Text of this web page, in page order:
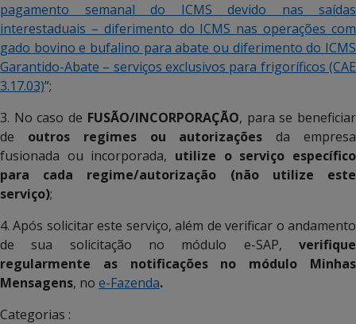
pagamento semanal do ICMS devido nas saídas
interestaduais – diferimento do ICMS nas operações com
gado bovino e bufalino para abate ou diferimento do ICMS
Garantido-Abate – serviços exclusivos para frigoríficos (CAE
3.17.03)”;
3. No caso de FUSÃO/INCORPORAÇÃO, para se beneficiar
de outros regimes ou autorizações da empresa
fusionada ou incorporada, utilize o serviço específico
para cada regime/autorização (não utilize este
serviço);
4. Após solicitar este serviço, além de verificar o andamento
de sua solicitação no módulo e-SAP, verifique
regularmente as notificações no módulo Minhas
Mensagens, no e-Fazenda.
Categorias :